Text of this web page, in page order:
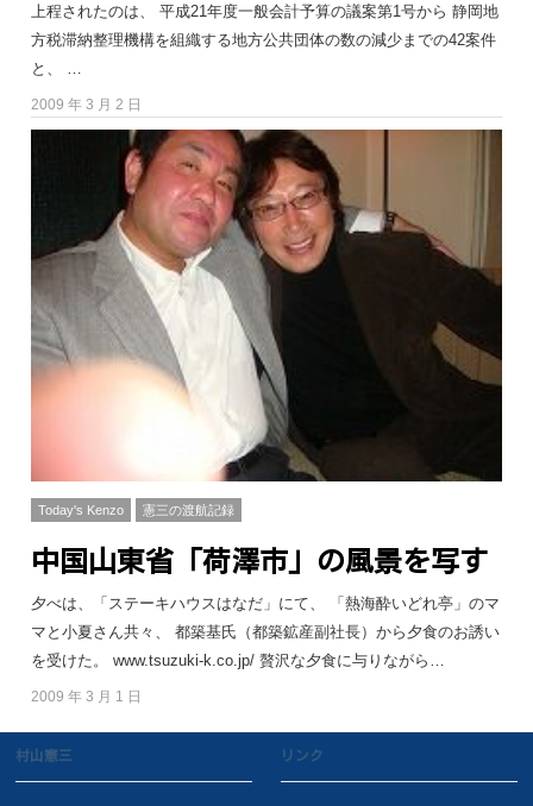
上程されたのは、 平成21年度一般会計予算の議案第1号から 静岡地
方税滞納整理機構を組織する地方公共団体の数の減少までの42案件
と、 …
2009 年 3 月 2 日
Today's Kenzo 憲三の渡航記録
中国山東省「荷澤市」の風景を写す
夕べは、「ステーキハウスはなだ」にて、 「熱海酔いどれ亭」のマ
マと小夏さん共々、 都築基氏（都築鉱産副社長）から夕食のお誘い
を受けた。 www.tsuzuki-k.co.jp/ 贅沢な夕食に与りながら…
2009 年 3 月 1 日
村山憲三 リンク